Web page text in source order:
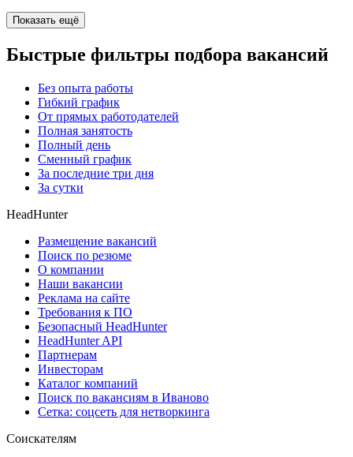
Показать ещё
Быстрые фильтры подбора вакансий
Без опыта работы
Гибкий график
От прямых работодателей
Полная занятость
Полный день
Сменный график
За последние три дня
За сутки
HeadHunter
Размещение вакансий
Поиск по резюме
О компании
Наши вакансии
Реклама на сайте
Требования к ПО
Безопасный HeadHunter
HeadHunter API
Партнерам
Инвесторам
Каталог компаний
Поиск по вакансиям в Иваново
Сетка: соцсеть для нетворкинга
Соискателям